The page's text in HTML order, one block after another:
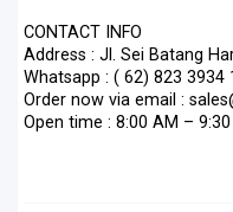
CONTACT INFO
Address : Jl. Sei Batang
Whatsapp : ( 62) 823 3934
Order now via email :
Open time : 8:00 AM – 9:30